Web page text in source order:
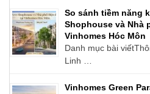
So sánh tiềm năng
Shophouse và Nhà
Vinhomes Hóc Môn
Danh mục bài
Linh …
Vinhomes Green